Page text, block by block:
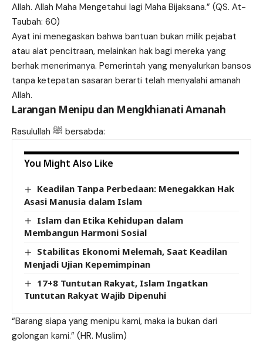
Allah. Allah Maha Mengetahui lagi Maha Bijaksana.” (QS. At-
Taubah: 60)
Ayat ini menegaskan bahwa bantuan bukan milik pejabat
atau alat pencitraan, melainkan hak bagi mereka yang
berhak menerimanya. Pemerintah yang menyalurkan bansos
tanpa ketepatan sasaran berarti telah menyalahi amanah
Allah.
Larangan Menipu dan Mengkhianati Amanah
Rasulullah ﷺ bersabda:
You Might Also Like
Keadilan Tanpa Perbedaan: Menegakkan Hak
Asasi Manusia dalam Islam
Islam dan Etika Kehidupan dalam
Membangun Harmoni Sosial
Stabilitas Ekonomi Melemah, Saat Keadilan
Menjadi Ujian Kepemimpinan
17+8 Tuntutan Rakyat, Islam Ingatkan
Tuntutan Rakyat Wajib Dipenuhi
“Barang siapa yang menipu kami, maka ia bukan dari
golongan kami.” (HR. Muslim)